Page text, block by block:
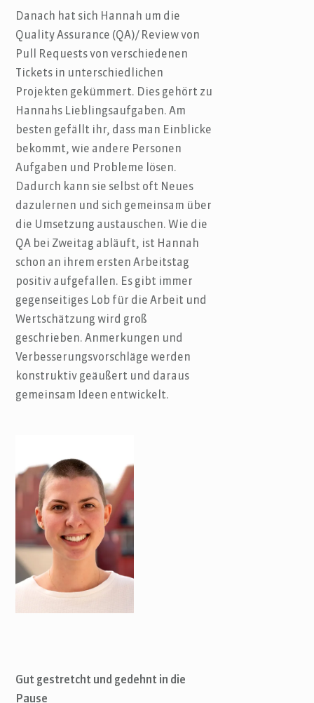
Danach hat sich Hannah um die
Quality Assurance (QA)/ Review von
Pull Requests von verschiedenen
Tickets in unterschiedlichen
Projekten gekümmert. Dies gehört zu
Hannahs Lieblingsaufgaben. Am
besten gefällt ihr, dass man Einblicke
bekommt, wie andere Personen
Aufgaben und Probleme lösen.
Dadurch kann sie selbst oft Neues
dazulernen und sich gemeinsam über
die Umsetzung austauschen. Wie die
QA bei Zweitag abläuft, ist Hannah
schon an ihrem ersten Arbeitstag
positiv aufgefallen. Es gibt immer
gegenseitiges Lob für die Arbeit und
Wertschätzung wird groß
geschrieben. Anmerkungen und
Verbesserungsvorschläge werden
konstruktiv geäußert und daraus
gemeinsam Ideen entwickelt.
Gut gestretcht und gedehnt in die
Pause